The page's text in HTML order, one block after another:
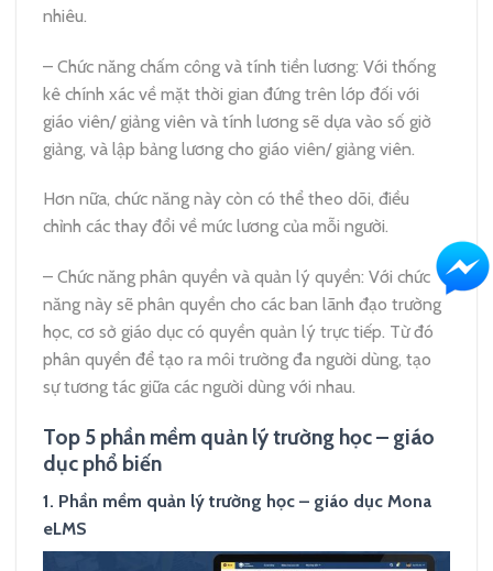
nhiêu.
– Chức năng chấm công và tính tiền lương: Với thống
kê chính xác về mặt thời gian đứng trên lớp đối với
giáo viên/ giảng viên và tính lương sẽ dựa vào số giờ
giảng, và lập bảng lương cho giáo viên/ giảng viên.
Hơn nữa, chức năng này còn có thể theo dõi, điều
chỉnh các thay đổi về mức lương của mỗi người.
– Chức năng phân quyền và quản lý quyền: Với chức
năng này sẽ phân quyền cho các ban lãnh đạo trường
học, cơ sở giáo dục có quyền quản lý trực tiếp. Từ đó
phân quyền để tạo ra môi trường đa người dùng, tạo
sự tương tác giữa các người dùng với nhau.
Top 5 phần mềm quản lý trường học – giáo
dục phổ biến
1. Phần mềm quản lý trường học – giáo dục Mona
eLMS